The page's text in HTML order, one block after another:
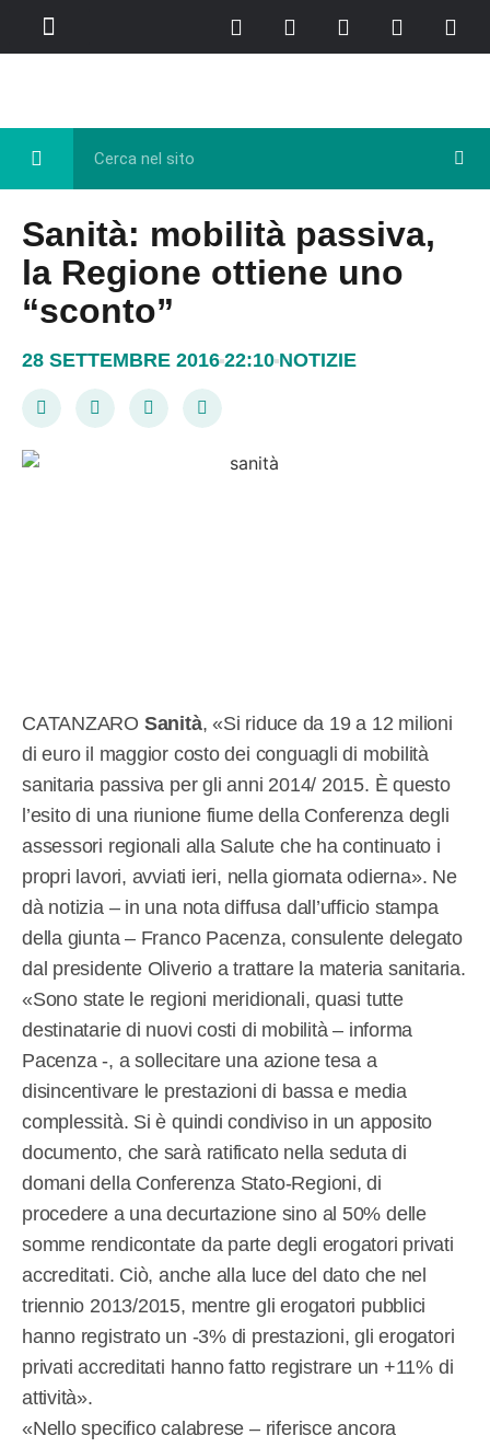
Sanità: mobilità passiva,
la Regione ottiene uno
“sconto”
28 SETTEMBRE 2016 22:10 NOTIZIE
CATANZARO Sanità, «Si riduce da 19 a 12 milioni
di euro il maggior costo dei conguagli di mobilità
sanitaria passiva per gli anni 2014/ 2015. È questo
l’esito di una riunione fiume della Conferenza degli
assessori regionali alla Salute che ha continuato i
propri lavori, avviati ieri, nella giornata odierna». Ne
dà notizia – in una nota diffusa dall’ufficio stampa
della giunta – Franco Pacenza, consulente delegato
dal presidente Oliverio a trattare la materia sanitaria.
«Sono state le regioni meridionali, quasi tutte
destinatarie di nuovi costi di mobilità – informa
Pacenza -, a sollecitare una azione tesa a
disincentivare le prestazioni di bassa e media
complessità. Si è quindi condiviso in un apposito
documento, che sarà ratificato nella seduta di
domani della Conferenza Stato-Regioni, di
procedere a una decurtazione sino al 50% delle
somme rendicontate da parte degli erogatori privati
accreditati. Ciò, anche alla luce del dato che nel
triennio 2013/2015, mentre gli erogatori pubblici
hanno registrato un -3% di prestazioni, gli erogatori
privati accreditati hanno fatto registrare un +11% di
attività».
«Nello specifico calabrese – riferisce ancora